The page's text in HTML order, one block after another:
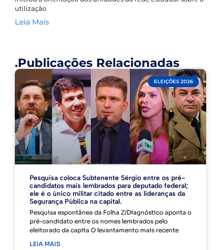
utilização
Leia Mais
.Publicações Relacionadas
ELEIÇÕES 2026
Pesquisa coloca Subtenente Sérgio entre os pré-
candidatos mais lembrados para deputado federal;
ele é o único militar citado entre as lideranças da
Segurança Pública na capital.
Pesquisa espontânea da Folha Z/Diagnóstico aponta o
pré-candidato entre os nomes lembrados pelo
eleitorado da capita O levantamento mais recente
LEIA MAIS